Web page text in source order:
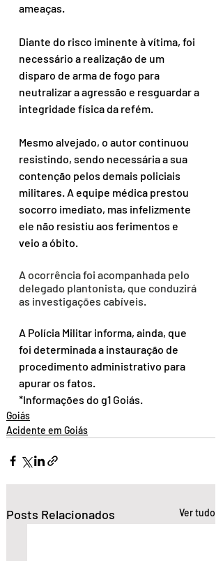
ameaças.
Diante do risco iminente à vítima, foi
necessário a realização de um
disparo de arma de fogo para
neutralizar a agressão e resguardar a
integridade física da refém.
Mesmo alvejado, o autor continuou
resistindo, sendo necessária a sua
contenção pelos demais policiais
militares. A equipe médica prestou
socorro imediato, mas infelizmente
ele não resistiu aos ferimentos e
veio a óbito.
A ocorrência foi acompanhada pelo
delegado plantonista, que conduzirá
as investigações cabíveis.
A Polícia Militar informa, ainda, que
foi determinada a instauração de
procedimento administrativo para
apurar os fatos.
*Informações do g1 Goiás.
Goiás
Acidente em Goiás
Posts Relacionados Ver tudo